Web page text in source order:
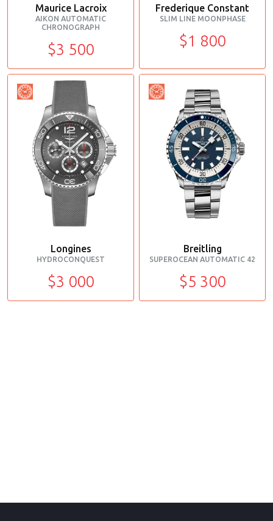
Maurice Lacroix
AIKON AUTOMATIC
CHRONOGRAPH
$3 500
Frederique Constant
SLIM LINE MOONPHASE
$1 800
Longines
HYDROCONQUEST
$3 000
Breitling
SUPEROCEAN AUTOMATIC 42
$5 300